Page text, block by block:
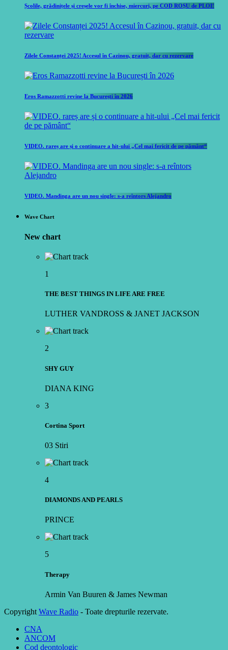
Școlile, grădinițele și creșele vor fi închise, miercuri, pe COD ROȘU de PLOI!
Zilele Constanței 2025! Accesul în Cazinou, gratuit, dar cu rezervare
Eros Ramazzotti revine la București în 2026
VIDEO. rareș are și o continuare a hit-ului „Cel mai fericit de pe pământ“
VIDEO. Mandinga are un nou single: s-a reîntors Alejandro
Wave Chart
New chart
1
THE BEST THINGS IN LIFE ARE FREE
LUTHER VANDROSS & JANET JACKSON
2
SHY GUY
DIANA KING
3
Cortina Sport
03 Stiri
4
DIAMONDS AND PEARLS
PRINCE
5
Therapy
Armin Van Buuren & James Newman
Copyright Wave Radio - Toate drepturile rezervate.
CNA
ANCOM
Cod deontologic